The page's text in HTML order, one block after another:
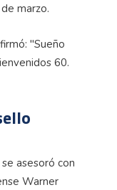
marzo.
"Sueño
60.
asesoró con
Warner